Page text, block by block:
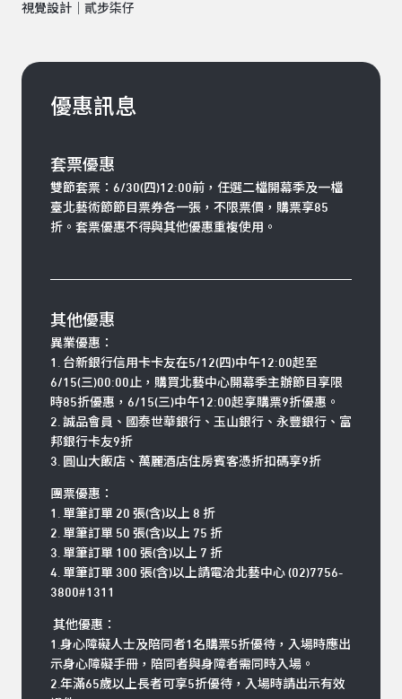
視覺設計｜貳步柒仔
優惠訊息
套票優惠
雙節套票： 6/30(四)12:00前，任選二檔開幕季及一檔
臺北藝術節節目票券各一張，不限票價，購票享85
折。套票優惠不得與其他優惠重複使用。
其他優惠
異業優惠：
1. 台新銀行信用卡卡友在5/12(四)中午12:00起至
6/15(三)00:00止，購買北藝中心開幕季主辦節目享限
時85折優惠，6/15(三)中午12:00起享購票9折優惠。
2. 誠品會員、國泰世華銀行、玉山銀行、永豐銀行、富
邦銀行卡友9折
3. 圓山大飯店、萬麗酒店住房賓客憑折扣碼享9折
團票優惠：
1. 單筆訂單 20 張(含)以上 8 折
2. 單筆訂單 50 張(含)以上 75 折
3. 單筆訂單 100 張(含)以上 7 折
4. 單筆訂單 300 張(含)以上請電洽北藝中心 (02)7756-
3800#1311
其他優惠：
1.身心障礙人士及陪同者1名購票5折優待，入場時應出
示身心障礙手冊，陪同者與身障者需同時入場。
2.年滿65歲以上長者可享5折優待，入場時請出示有效